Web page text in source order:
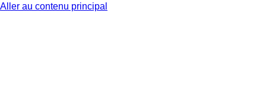
Aller au contenu principal